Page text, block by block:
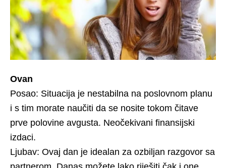
Ovan
Posao: Situacija je nestabilna na poslovnom planu
i s tim morate naučiti da se nosite tokom čitave
prve polovine avgusta. Neočekivani finansijski
izdaci.
Ljubav: Ovaj dan je idealan za ozbiljan razgovor sa